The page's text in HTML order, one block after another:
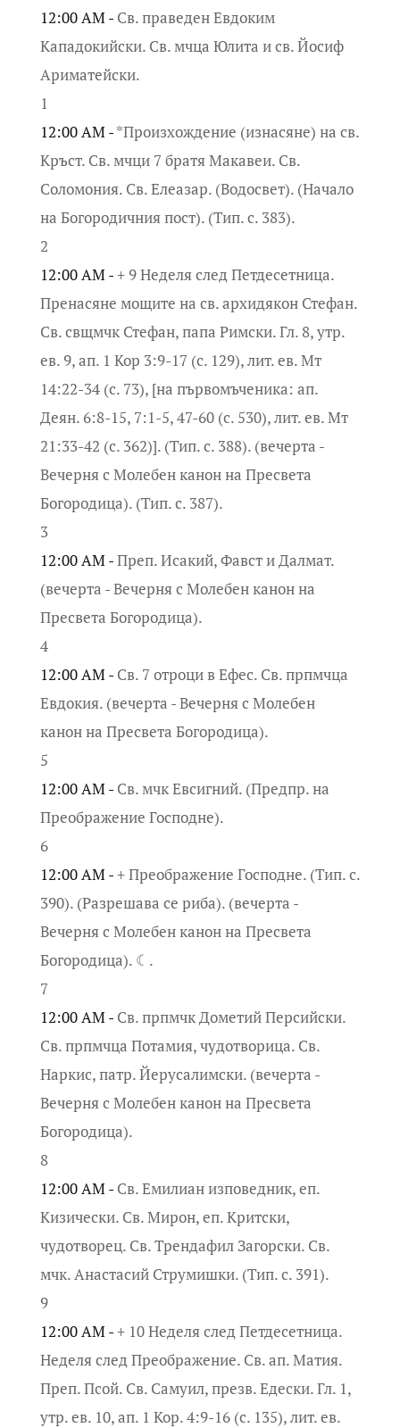
12:00 AM - Св. праведен Евдоким
Кападокийски. Св. мчца Юлита и св. Йосиф
Ариматейски.
1
12:00 AM -*Произхождение (изнасяне) на св.
Кръст. Св. мчци 7 братя Макавеи. Св.
Соломония. Св. Елеазар. (Водосвет). (Начало
на Богородичния пост). (Тип. с. 383).
2
12:00 AM -+ 9 Неделя след Петдесетница.
Пренасяне мощите на св. архидякон Стефан.
Св. свщмчк Стефан, папа Римски. Гл. 8, утр.
ев. 9, ап. 1 Кор 3:9-17 (с. 129), лит. ев. Мт
14:22-34 (с. 73), [на първомъченика: ап.
Деян. 6:8-15, 7:1-5, 47-60 (с. 530), лит. ев. Мт
21:33-42 (с. 362)]. (Тип. с. 388). (вечерта -
Вечерня с Молебен канон на Пресвета
Богородица). (Тип. с. 387).
3
12:00 AM -Преп. Исакий, Фавст и Далмат.
(вечерта - Вечерня с Молебен канон на
Пресвета Богородица).
4
12:00 AM - Св. 7 отроци в Ефес. Св. прпмчца
Евдокия. (вечерта - Вечерня с Молебен
канон на Пресвета Богородица).
5
12:00 AM - Св. мчк Евсигний. (Предпр. на
Преображение Господне).
6
12:00 AM -+ Преображение Господне. (Тип. с.
390). (Разрешава се риба). (вечерта -
Вечерня с Молебен канон на Пресвета
Богородица). ☾.
7
12:00 AM - Св. прпмчк Дометий Персийски.
Св. прпмчца Потамия, чудотворица. Св.
Наркис, патр. Йерусалимски. (вечерта -
Вечерня с Молебен канон на Пресвета
Богородица).
8
12:00 AM - Св. Емилиан изповедник, еп.
Кизически. Св. Мирон, еп. Критски,
чудотворец. Св. Трендафил Загорски. Св.
мчк. Анастасий Струмишки. (Тип. с. 391).
9
12:00 AM -+ 10 Неделя след Петдесетница.
Неделя след Преображение. Св. ап. Матия.
Преп. Псой. Св. Самуил, презв. Едески. Гл. 1,
утр. ев. 10, ап. 1 Кор. 4:9-16 (с. 135), лит. ев.